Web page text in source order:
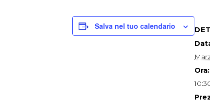
Salva nel tuo calendario
Ora: